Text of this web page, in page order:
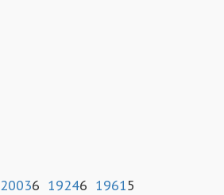
20036 19246 19615